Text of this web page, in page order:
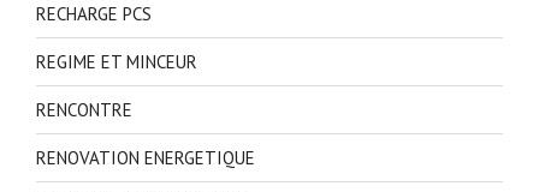
RECHARGE PCS
REGIME ET MINCEUR
RENCONTRE
RENOVATION ENERGETIQUE